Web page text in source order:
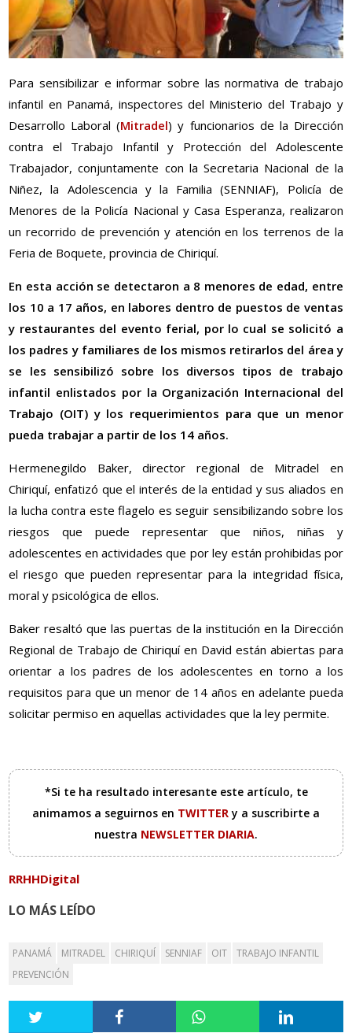
Para sensibilizar e informar sobre las normativa de trabajo
infantil en Panamá, inspectores del Ministerio del Trabajo y
Desarrollo Laboral (Mitradel) y funcionarios de la Dirección
contra el Trabajo Infantil y Protección del Adolescente
Trabajador, conjuntamente con la Secretaria Nacional de la
Niñez, la Adolescencia y la Familia (SENNIAF), Policía de
Menores de la Policía Nacional y Casa Esperanza, realizaron
un recorrido de prevención y atención en los terrenos de la
Feria de Boquete, provincia de Chiriquí.
En esta acción se detectaron a 8 menores de edad, entre
los 10 a 17 años, en labores dentro de puestos de ventas
y restaurantes del evento ferial, por lo cual se solicitó a
los padres y familiares de los mismos retirarlos del área y
se les sensibilizó sobre los diversos tipos de trabajo
infantil enlistados por la Organización Internacional del
Trabajo (OIT) y los requerimientos para que un menor
pueda trabajar a partir de los 14 años.
Hermenegildo Baker, director regional de Mitradel en
Chiriquí, enfatizó que el interés de la entidad y sus aliados en
la lucha contra este flagelo es seguir sensibilizando sobre los
riesgos que puede representar que niños, niñas y
adolescentes en actividades que por ley están prohibidas por
el riesgo que pueden representar para la integridad física,
moral y psicológica de ellos.
Baker resaltó que las puertas de la institución en la Dirección
Regional de Trabajo de Chiriquí en David están abiertas para
orientar a los padres de los adolescentes en torno a los
requisitos para que un menor de 14 años en adelante pueda
solicitar permiso en aquellas actividades que la ley permite.
*Si te ha resultado interesante este artículo, te
animamos a seguirnos en TWITTERy a suscribirte a
nuestra NEWSLETTER DIARIA.
RRHHDigital
LO MÁS LEÍDO
PANAMÁ MITRADEL CHIRIQUÍ SENNIAF OIT
TRABAJO INFANTIL
PREVENCIÓN